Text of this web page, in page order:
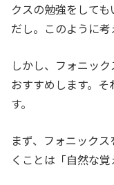
クスの勉強をして
だし。このように考
しかし、フォニッ
おすすめします。
す。
まず、フォニック
くことは「自然な覚